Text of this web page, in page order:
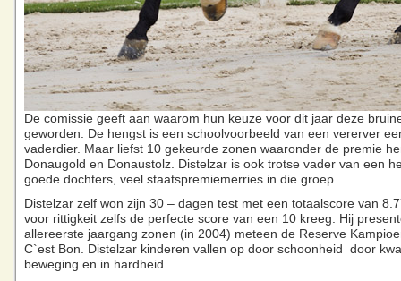
De comissie geeft aan waarom hun keuze voor dit jaar deze
geworden. De hengst is een schoolvoorbeeld van een vererver
vaderdier. Maar liefst 10 gekeurde zonen waaronder de premie
Donaugold en Donaustolz. Distelzar is ook trotse vader van een
goede dochters, veel staatspremiemerries in die groep.
Distelzar zelf won zijn 30 – dagen test met een totaalscore van
voor rittigkeit zelfs de perfecte score van een 10 kreeg. Hij
allereerste jaargang zonen (in 2004) meteen de Reserve
C`est Bon. Distelzar kinderen vallen op door schoonheid door
beweging en in hardheid.